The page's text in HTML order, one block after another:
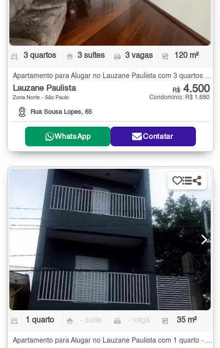
3 quartos 3 suítes 3 vagas 120 m²
Apartamento para Alugar no Lauzane Paulista com 3 quartos - 120 m²
Lauzane Paulista
Zona Norte - São Paulo
Rua Sousa Lopes, 65
R$ 4.500
Condomínio: R$ 1.680
WhatsApp Contatar
1 quarto - suíte - vaga 35 m²
Apartamento para Alugar no Lauzane Paulista com 1 quarto - 35 m²